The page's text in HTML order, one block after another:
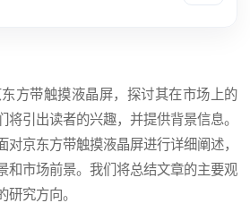
方带触摸液晶屏，探讨其在市场上的
将引出读者的兴趣，并提供背景信息。
对京东方带触摸液晶屏进行详细阐述，
和市场前景。我们将总结文章的主要观
研究方向。